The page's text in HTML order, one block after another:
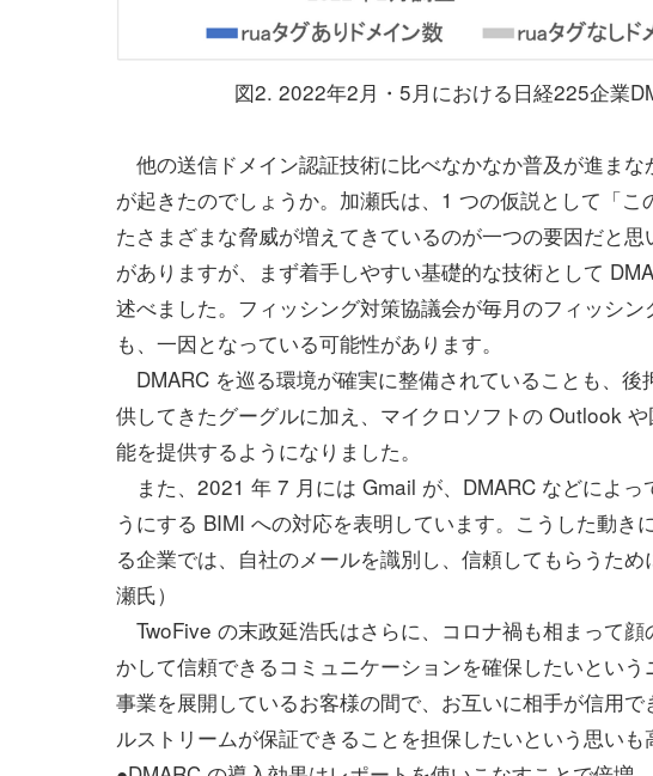
図2. 2022年2月・5月における日経225企業
他の送信ドメイン認証技術に比べなかなか普及が進ま
が起きたのでしょうか。加瀬氏は、1 つの仮説として「
たさまざまな脅威が増えてきているのが一つの要因だと
がありますが、まず着手しやすい基礎的な技術として
述べました。フィッシング対策協議会が毎月のフィッシ
も、一因となっている可能性があります。
DMARC を巡る環境が確実に整備されていることも、
供してきたグーグルに加え、マイクロソフトの Outlook
能を提供するようになりました。
また、2021 年 7 月には Gmail が、DMARC などによっ
うにする BIMI への対応を表明しています。こうした動
る企業では、自社のメールを識別し、信頼してもらうた
瀬氏）
TwoFive の末政延浩氏はさらに、コロナ禍も相まって
かして信頼できるコミュニケーションを確保したいとい
事業を展開しているお客様の間で、お互いに相手が信用
ルストリームが保証できることを担保したいという思いも